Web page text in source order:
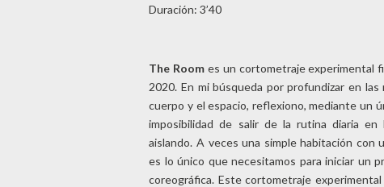
Duración: 3’40
The Room es un cortometraje experimental
2020. En mi búsqueda por profundizar en
cuerpo y el espacio, reflexiono, mediante un
imposibilidad de salir de la rutina diaria en
aislando. A veces una simple habitación con
es lo único que necesitamos para iniciar un
coreográfica. Este cortometraje